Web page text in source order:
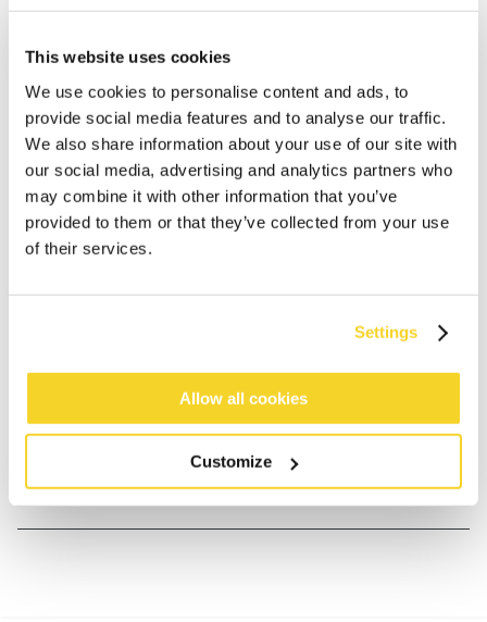
This website uses cookies
We use cookies to personalise content and ads, to
provide social media features and to analyse our traffic.
We also share information about your use of our site with
our social media, advertising and analytics partners who
may combine it with other information that you’ve
provided to them or that they’ve collected from your use
of their services.
Settings
Allow all cookies
Customize
worden geplaatst, worden dezelfde dag verzonden
Gratis verzending voor orders boven € 50,- binnen
NL
Binnen 30 dagen retourneren
BESCHRIJVING
Afmetingen: 20 x 32 cm (hoogte x breedte)
Perfect te combineren met Doozy Earflap, Lucernia
Bomber Kids en Doozy Headband
MATERIAAL EN DETAILS